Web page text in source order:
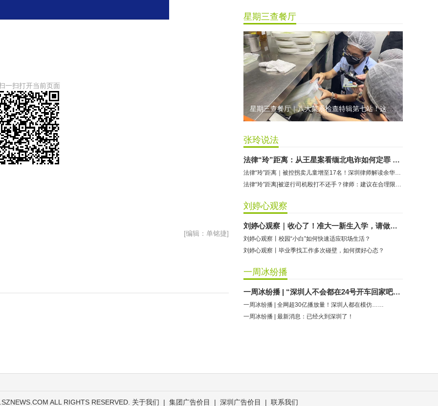
一扫打开当前页面
[编辑：单铭捷]
龅牙兔儿童情商训练营：商家承诺退费未履行
预付式消费退款难 深圳市消委会公开谴责力美健华联店
元宵佳节，发生了“甜蜜的烦恼”该怎么办？
2021年深圳市消费投诉分析报告出炉 教育培训投诉量增长
星期三查餐厅
星期三查餐厅｜八大菜系检查特辑第七站！这家米其林一星人气闽菜餐厅后厨干净吗？
张玲说法
法律“玲”距离：从王星案看缅北电诈如何定罪 深圳刑辩律师卢方这么说
刘婷心观察
刘婷心观察｜收心了！准大一新生入学，请做好这些准备
刘婷心观察丨校园“小白”如何快速适应职场生活？
刘婷心观察丨毕业季找工作多次碰壁，如何摆好心态？
一周冰纷播
一周冰纷播 | “深圳人不会都在24号开车回家吧？”第一批回去的已经……
一周冰纷播 | 全网超30亿播放量！深圳人都在模仿……
一周冰纷播 | 最新消息：已经火到深圳了！
ALL RIGHTS RESERVED. 关于我们 | 集团广告价目 | 深圳广告价目 | 联系我们